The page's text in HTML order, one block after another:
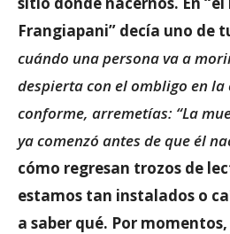
Frangiapani” decía uno de
cuándo una persona va a
despierta con el ombligo en la
conforme, arremetías: “La
ya comenzó antes de que él
cómo regresan trozos de
estamos tan instalados o
a saber qué. Por